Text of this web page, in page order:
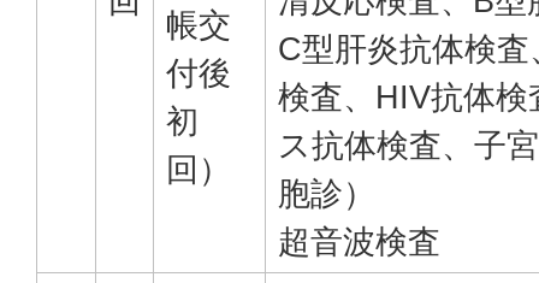
帳交
付後
初
回）
C型肝炎抗体検
検査、HIV抗体
ス抗体検査、子
胞診）
超音波検査